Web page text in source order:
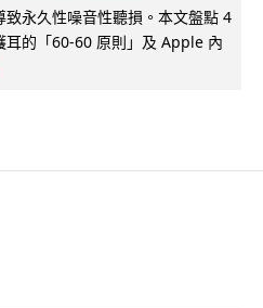
永久性噪音性聽損。本文盤點 4
耳的「60-60 原則」及 Apple 內